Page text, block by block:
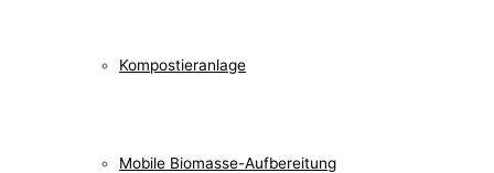
Kompostieranlage
Mobile Biomasse-Aufbereitung